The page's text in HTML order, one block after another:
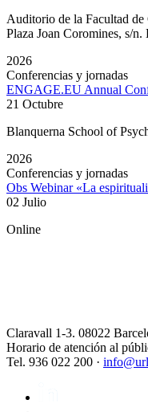
Auditorio de la Facultad
Plaza Joan Coromines, s/n.
2026
Conferencias y jornadas
ENGAGE.EU Annual
21 Octubre
Blanquerna School of
2026
Conferencias y jornadas
Obs Webinar «La
02 Julio
Online
Claravall 1-3. 08022
Horario de atención al
Tel. 936 022 200 ·